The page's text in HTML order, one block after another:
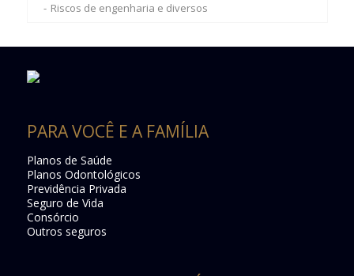
Riscos de engenharia e diversos
PARA VOCÊ E A FAMÍLIA
Planos de Saúde
Planos Odontológicos
Previdência Privada
Seguro de Vida
Consórcio
Outros seguros